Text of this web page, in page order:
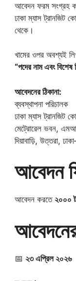
আবেদন ফরম সংগ্রহ
ঢাকা ম্যাস ট্রানজিট
থেকে।
খামের ওপর অবশ্যই
“পদের নাম এবং
আবেদনের ঠিকানা:
ব্যবস্থাপনা পরিচালক
ঢাকা ম্যাস ট্রানজিট
মেট্রোরেল ভবন,
দিয়াবাড়ি, উত্তরা,
আবেদন
আবেদন করতে ২০০০
📅 ২৩ এপ্রিল ২০২৬